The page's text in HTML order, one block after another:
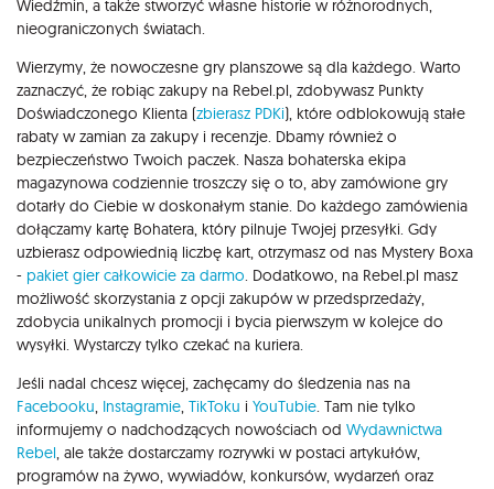
Wiedźmin, a także stworzyć własne historie w różnorodnych,
nieograniczonych światach.
Wierzymy, że nowoczesne gry planszowe są dla każdego. Warto
zaznaczyć, że robiąc zakupy na Rebel.pl, zdobywasz Punkty
Doświadczonego Klienta (zbierasz PDKi), które odblokowują stałe
rabaty w zamian za zakupy i recenzje. Dbamy również o
bezpieczeństwo Twoich paczek. Nasza bohaterska ekipa
magazynowa codziennie troszczy się o to, aby zamówione gry
dotarły do Ciebie w doskonałym stanie. Do każdego zamówienia
dołączamy kartę Bohatera, który pilnuje Twojej przesyłki. Gdy
uzbierasz odpowiednią liczbę kart, otrzymasz od nas Mystery Boxa
- pakiet gier całkowicie za darmo . Dodatkowo, na Rebel.pl masz
możliwość skorzystania z opcji zakupów w przedsprzedaży,
zdobycia unikalnych promocji i bycia pierwszym w kolejce do
wysyłki. Wystarczy tylko czekać na kuriera.
Jeśli nadal chcesz więcej, zachęcamy do śledzenia nas na
Facebooku Instagramie TikToku i YouTubie . Tam nie tylko
informujemy o nadchodzących nowościach od Wydawnictwa
Rebel , ale także dostarczamy rozrywki w postaci artykułów,
programów na żywo, wywiadów, konkursów, wydarzeń oraz